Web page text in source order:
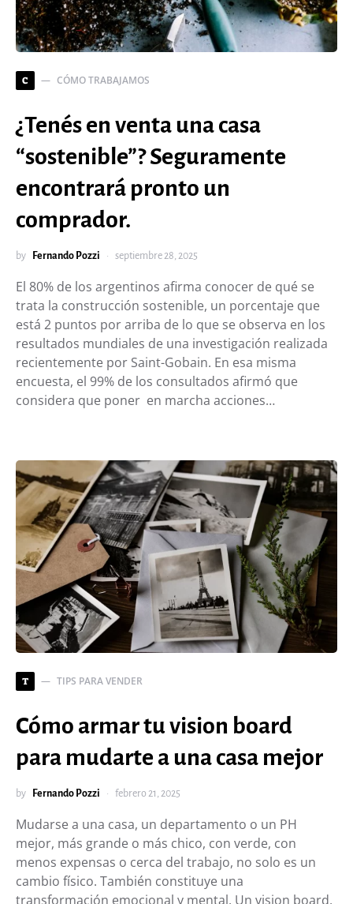
C CÓMO TRABAJAMOS
¿Tenés en venta una casa
“sostenible”? Seguramente
encontrará pronto un
comprador.
by Fernando Pozzi septiembre 28, 2025
El 80% de los argentinos afirma conocer de qué se
trata la construcción sostenible, un porcentaje que
está 2 puntos por arriba de lo que se observa en los
resultados mundiales de una investigación realizada
recientemente por Saint-Gobain. En esa misma
encuesta, el 99% de los consultados afirmó que
considera que poner en marcha acciones…
T TIPS PARA VENDER
Cómo armar tu vision board
para mudarte a una casa mejor
by Fernando Pozzi febrero 21, 2025
Mudarse a una casa, un departamento o un PH
mejor, más grande o más chico, con verde, con
menos expensas o cerca del trabajo, no solo es un
cambio físico. También constituye una
transformación emocional y mental. Un vision board,